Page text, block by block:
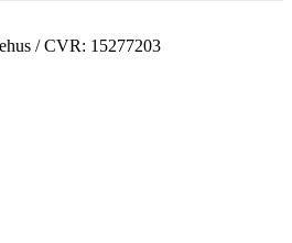
/ CVR: 15277203